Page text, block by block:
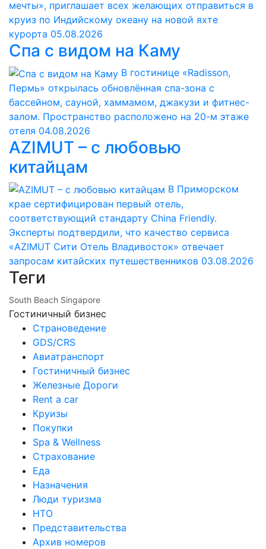
мечты», приглашает всех желающих отправиться в
круиз по Индийскому океану на новой яхте
курорта 05.08.2026
Спа с видом на Каму
В гостинице «Radisson,
Пермь» открылась обновлённая спа-зона с
бассейном, сауной, хаммамом, джакузи и фитнес-
залом. Пространство расположено на 20-м этаже
отеля 04.08.2026
AZIMUT – с любовью
китайцам
В Приморском
крае сертифицирован первый отель,
соответствующий стандарту China Friendly.
Эксперты подтвердили, что качество сервиса
«AZIMUT Сити Отель Владивосток» отвечает
запросам китайских путешественников 03.08.2026
Теги
South Beach Singapore
Гостиничный бизнес
Страноведение
GDS/CRS
Авиатранспорт
Гостиничный бизнес
Железные Дороги
Rent a car
Круизы
Покупки
Spa & Wellness
Страхование
Еда
Назначения
Люди туризма
НТО
Представительства
Архив номеров